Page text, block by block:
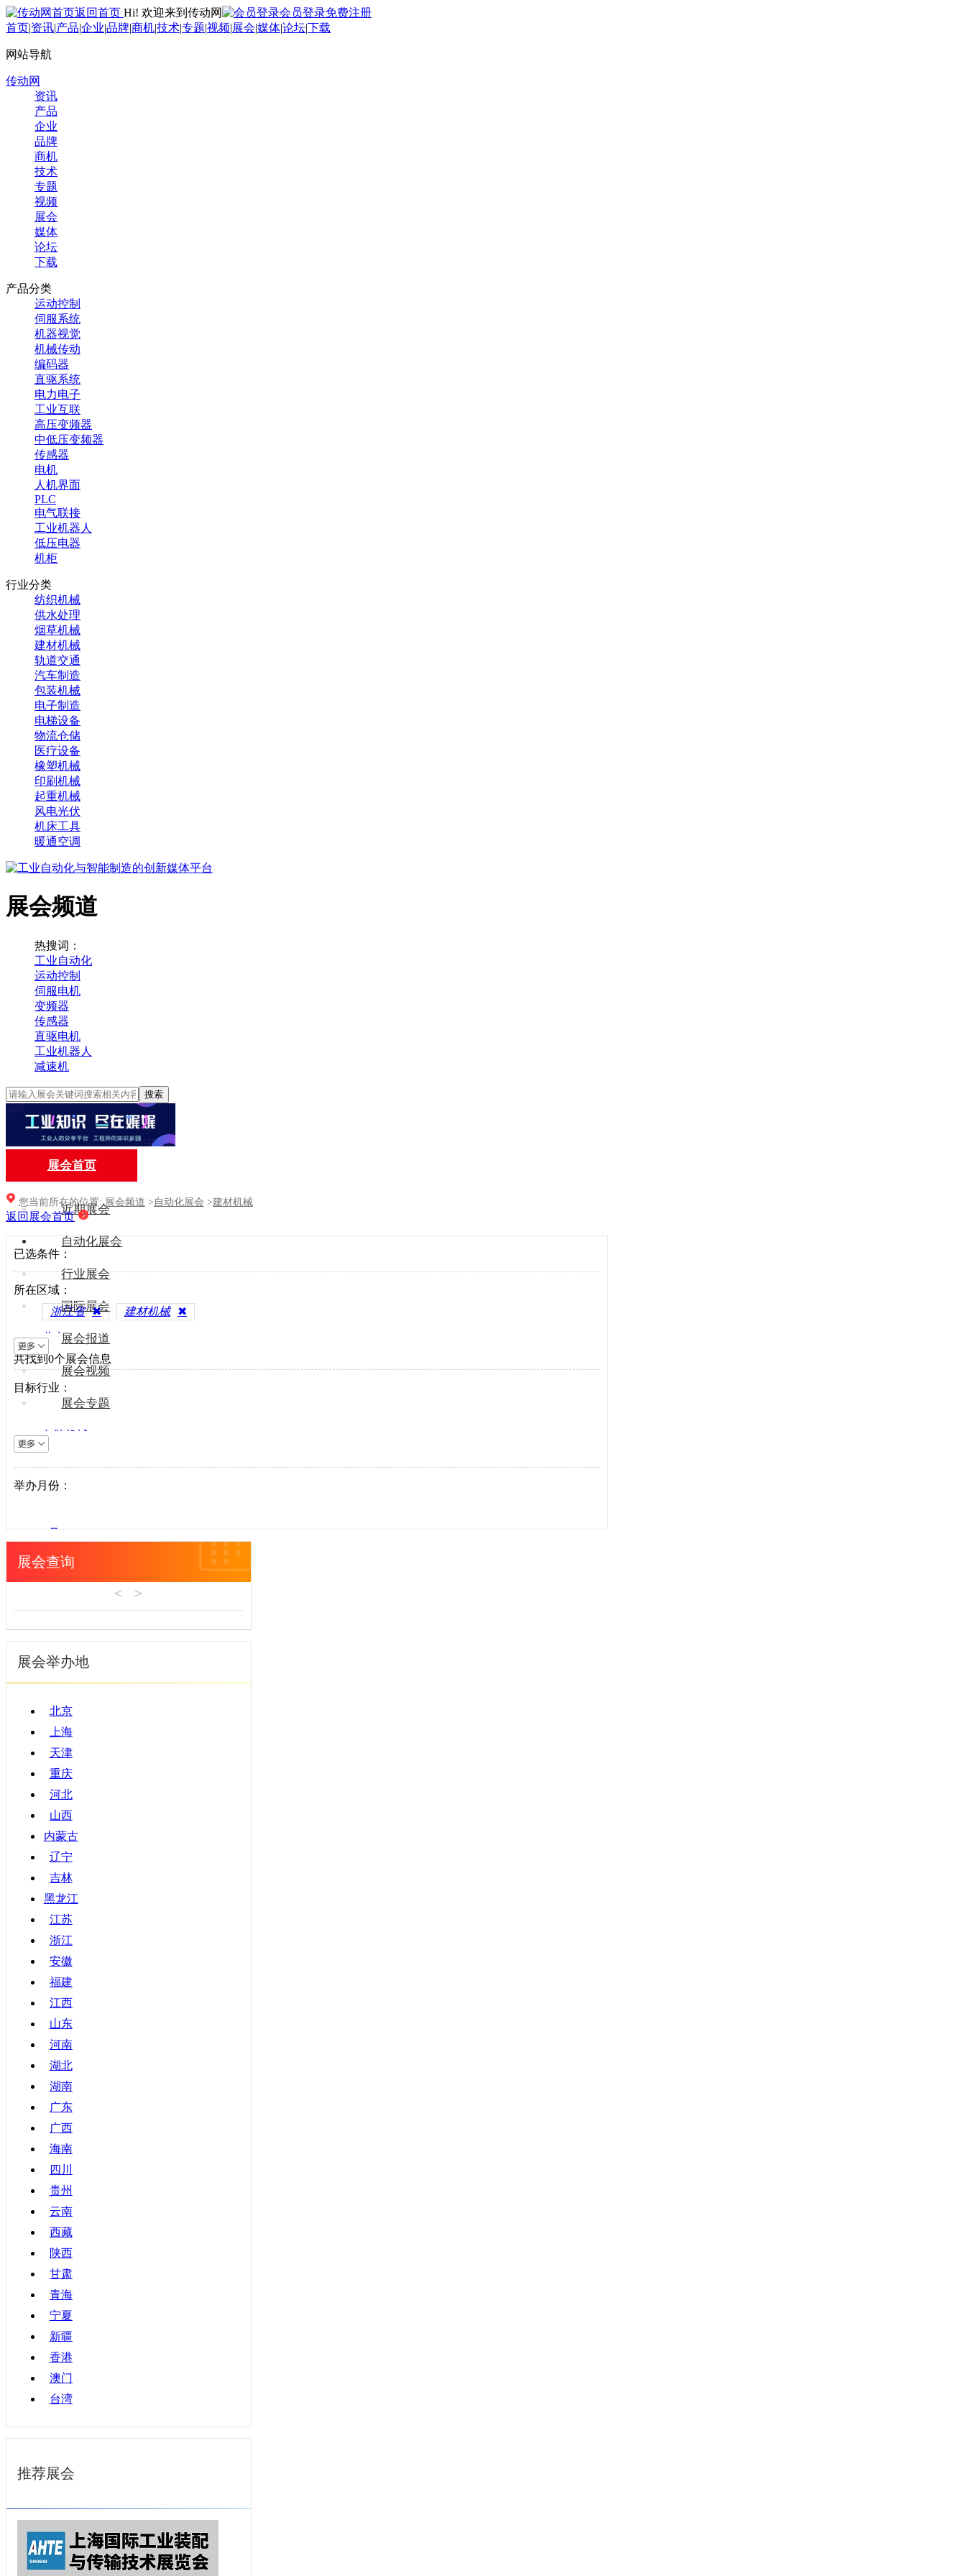
返回首页 Hi! 欢迎来到传动网 会员登录免费注册
首页|资讯|产品|企业|品牌|商机|技术|专题|视频|展会|媒体|论坛|下载
网站导航
传动网
资讯
产品
企业
品牌
商机
技术
专题
视频
展会
媒体
论坛
下载
产品分类
运动控制
伺服系统
机器视觉
机械传动
编码器
直驱系统
电力电子
工业互联
高压变频器
中低压变频器
传感器
电机
人机界面
PLC
电气联接
工业机器人
低压电器
机柜
行业分类
纺织机械
供水处理
烟草机械
建材机械
轨道交通
汽车制造
包装机械
电子制造
电梯设备
物流仓储
医疗设备
橡塑机械
印刷机械
起重机械
风电光伏
机床工具
暖通空调
展会频道
热搜词：
工业自动化
运动控制
伺服电机
变频器
传感器
直驱电机
工业机器人
减速机
搜索
展会首页
近期展会
自动化展会
行业展会
国际展会
展会报道
展会视频
展会专题
您当前所在的位置: 展会频道 > 自动化展会 >建材机械
返回展会首页
已选条件：
浙江省 ✖ 建材机械 ✖
共找到0个展会信息
所在区域：
北京
上海
天津
重庆
山西
内蒙古
辽宁
黑龙江
江苏
江西
山东
河南
湖北
湖南
广东
广西
海南
四川
贵州
云南
西藏
陕西
甘肃
青海
宁夏
新疆
香港
澳门
台湾
目标行业：
包装机械
电梯设备
电子制造
供水处理
轨道交通
机床工具
建材机械
暖通空调
汽车制造
橡塑机械
烟草机械
医疗设备
印刷机械
举办月份：
1月
2月
6月
7月
8月
9月
10月
11月
12月
展会查询
展会举办地
北京
上海
天津
重庆
河北
山西
内蒙古
辽宁
吉林
黑龙江
江苏
浙江
安徽
福建
江西
山东
河南
湖北
湖南
广东
广西
海南
四川
贵州
云南
西藏
陕西
甘肃
青海
宁夏
新疆
香港
澳门
台湾
推荐展会